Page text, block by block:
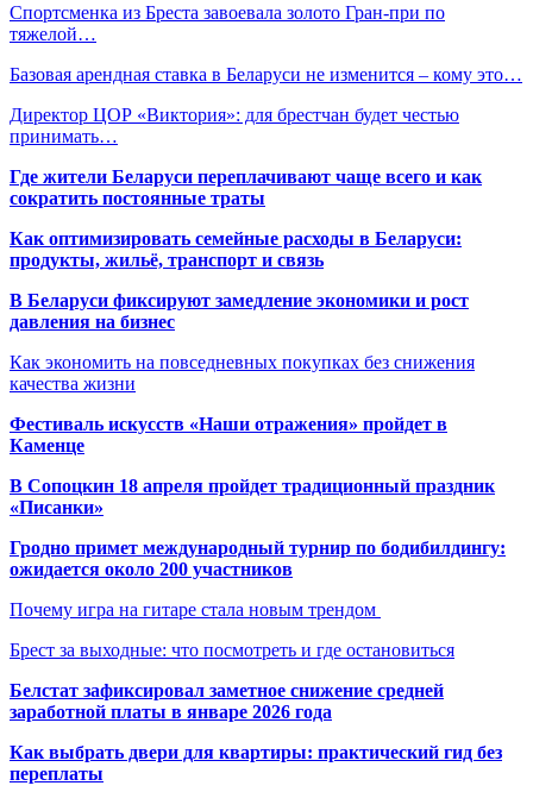
Спортсменка из Бреста завоевала золото Гран-при по
тяжелой…
Базовая арендная ставка в Беларуси не изменится – кому это…
Директор ЦОР «Виктория»: для брестчан будет честью
принимать…
Где жители Беларуси переплачивают чаще всего и как
сократить постоянные траты
Как оптимизировать семейные расходы в Беларуси:
продукты, жильё, транспорт и связь
В Беларуси фиксируют замедление экономики и рост
давления на бизнес
Как экономить на повседневных покупках без снижения
качества жизни
Фестиваль искусств «Наши отражения» пройдет в
Каменце
В Сопоцкин 18 апреля пройдет традиционный праздник
«Писанки»
Гродно примет международный турнир по бодибилдингу:
ожидается около 200 участников
Почему игра на гитаре стала новым трендом
Брест за выходные: что посмотреть и где остановиться
Белстат зафиксировал заметное снижение средней
заработной платы в январе 2026 года
Как выбрать двери для квартиры: практический гид без
переплаты